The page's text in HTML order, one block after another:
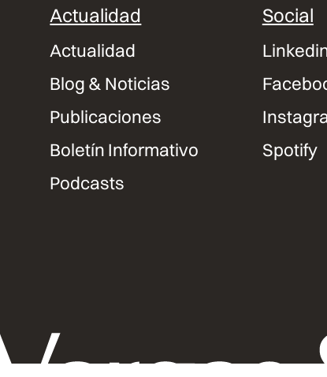
Actualidad
Actualidad
Blog & Noticias
Publicaciones
Boletín Informativo
Podcasts
Social
Spotify